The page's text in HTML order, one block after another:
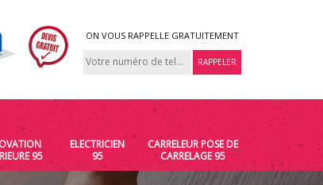
ON VOUS RAPPELLE GRATUITEMENT
95
ELECTRICIEN
95
CARRELEUR POSE DE
CARRELAGE 95